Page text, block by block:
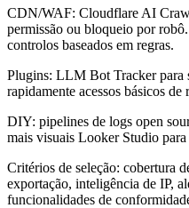
CDN/WAF: Cloudflare AI
permissão ou bloqueio por
controlos baseados em regras.
Plugins: LLM Bot Tracker para
rapidamente acessos básicos de
DIY: pipelines de logs open
mais visuais Looker Studio
Critérios de seleção: cobertura
exportação, inteligência de IP,
funcionalidades de